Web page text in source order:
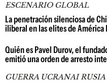
ESCENARIO GLOBAL
La penetración silenciosa de
iliberal en las elites de América
Quién es Pavel Durov, el
emitió una orden de arresto
GUERRA UCRANAI RUSIA